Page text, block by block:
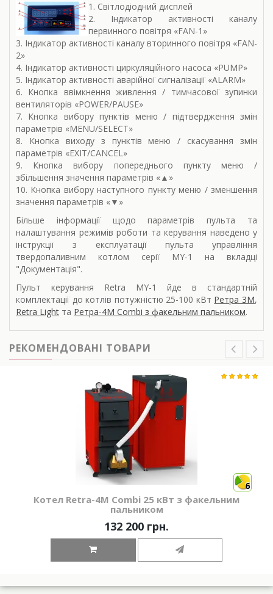
1. Світлодіодний дисплей
2. Індикатор активності каналу
первинного повітря «FAN-1»
3. Індикатор активності каналу вторинного повітря «FAN-
2»
4. Індикатор активності циркуляційного насоса «PUMP»
5. Індикатор активності аварійної сигналізації «ALARM»
6. Кнопка ввімкнення живлення / тимчасової зупинки
вентиляторів «POWER/PAUSE»
7. Кнопка вибору пунктів меню / підтвердження змін
параметрів «MENU/SELECT»
8. Кнопка виходу з пунктів меню / скасування змін
параметрів «EXIT/CANCEL»
9. Кнопка вибору попереднього пункту меню /
збільшення значення параметрів «▲»
10. Кнопка вибору наступного пункту меню / зменшення
значення параметрів «▼»
Більше інформації щодо параметрів пульта та
налаштування режимів роботи та керування наведено у
інструкції з експлуатації пульта управління
твердопаливним котлом серії MY-1 на вкладці
"Документація".
Пульт керування Retra MY-1 йде в стандартній
комплектації до котлів потужністю 25-100 кВт Ретра 3М,
Retra Light та Ретра-4М Combi з факельним пальником.
РЕКОМЕНДОВАНІ ТОВАРИ
6
Котел Retra-4М Combi 25 кВт з факельним
пальником
132 200 грн.